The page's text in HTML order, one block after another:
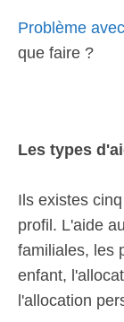
Problème
que faire ?
Les types
Ils existes
profil. L'aide
familiales, les
enfant,
l'allocation